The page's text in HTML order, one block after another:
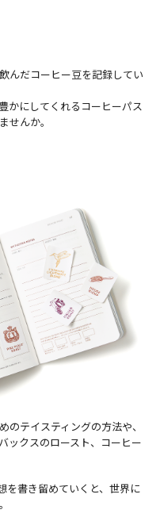
んだコーヒー豆を記録してい
かにしてくれるコーヒーパス
せんか。
のテイスティングの方法や、
ックスのロースト、コーヒー
を書き留めていくと、世界に